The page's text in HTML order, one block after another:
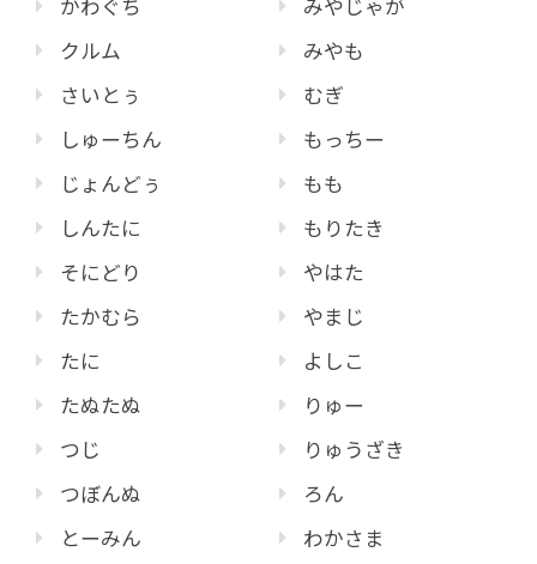
かわぐち
クルム
さいとぅ
しゅーちん
じょんどぅ
しんたに
そにどり
たかむら
たに
たぬたぬ
つじ
つぼんぬ
とーみん
みやじゃが
みやも
むぎ
もっちー
もも
もりたき
やはた
やまじ
よしこ
りゅー
りゅうざき
ろん
わかさま